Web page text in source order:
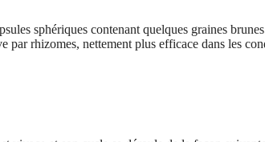
sphériques contenant quelques graines
par rhizomes, nettement plus efficace dans les